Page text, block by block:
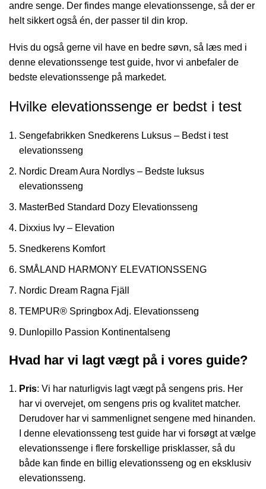
andre senge. Der findes mange elevationssenge, så der er
helt sikkert også én, der passer til din krop.
Hvis du også gerne vil have en bedre søvn, så læs med i
denne elevationssenge test guide, hvor vi anbefaler de
bedste elevationssenge på markedet.
Hvilke elevationssenge er bedst i test
Sengefabrikken Snedkerens Luksus – Bedst i test
elevationsseng
Nordic Dream Aura Nordlys – Bedste luksus
elevationsseng
MasterBed Standard Dozy Elevationsseng
Dixxius Ivy – Elevation
Snedkerens Komfort
SMÅLAND HARMONY ELEVATIONSSENG
Nordic Dream Ragna Fjäll
TEMPUR® Springbox Adj. Elevationsseng
Dunlopillo Passion Kontinentalseng
Hvad har vi lagt vægt på i vores guide?
Pris: Vi har naturligvis lagt vægt på sengens pris. Her
har vi overvejet, om sengens pris og kvalitet matcher.
Derudover har vi sammenlignet sengene med hinanden.
I denne elevationsseng test guide har vi forsøgt at vælge
elevationssenge i flere forskellige prisklasser, så du
både kan finde en billig elevationsseng og en eksklusiv
elevationsseng.